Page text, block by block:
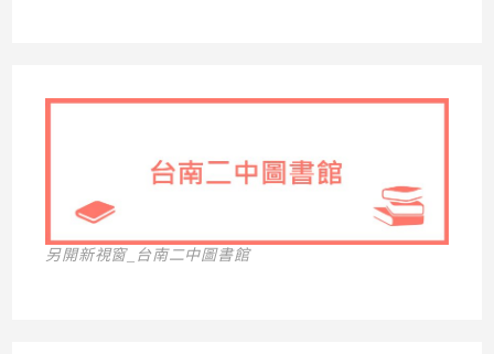
另開新視窗_台南二中圖書館